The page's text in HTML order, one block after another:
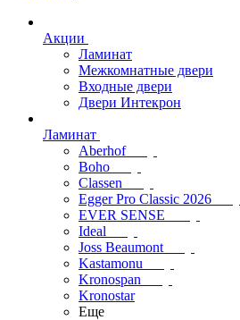
Акции
Ламинат
Межкомнатные двери
Входные двери
Двери Интекрон
Ламинат
Aberhof
Boho
Classen
Egger Pro Classic 2026
EVER SENSE
Ideal
Joss Beaumont
Kastamonu
Kronospan
Kronostar
Еще